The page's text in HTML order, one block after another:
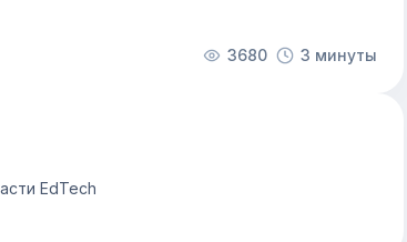
3680 3 минуты
EdTech